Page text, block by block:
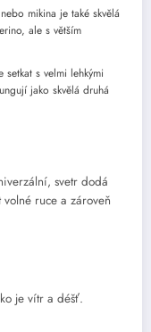
mikina je také skvělá
ale s větším
setkat s velmi lehkými
jako skvělá druhá
svetr dodá
ruce a zároveň
je vítr a déšť.